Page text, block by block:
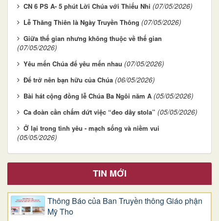
CN 6 PS A- 5 phút Lời Chúa với Thiếu Nhi (07/05/2026)
Lễ Thăng Thiên là Ngày Truyền Thông (07/05/2026)
Giữa thế gian nhưng không thuộc về thế gian
(07/05/2026)
Yêu mến Chúa để yêu mến nhau (07/05/2026)
Để trở nên bạn hữu của Chúa (06/05/2026)
Bài hát cộng đồng lễ Chúa Ba Ngôi năm A (05/05/2026)
Ca đoàn cần chấm dứt việc “đeo dây stola” (05/05/2026)
Ở lại trong tình yêu - mạch sống và niềm vui
(05/05/2026)
TIN MỚI
Thông Báo của Ban Truyền thông Giáo phận
Mỹ Tho